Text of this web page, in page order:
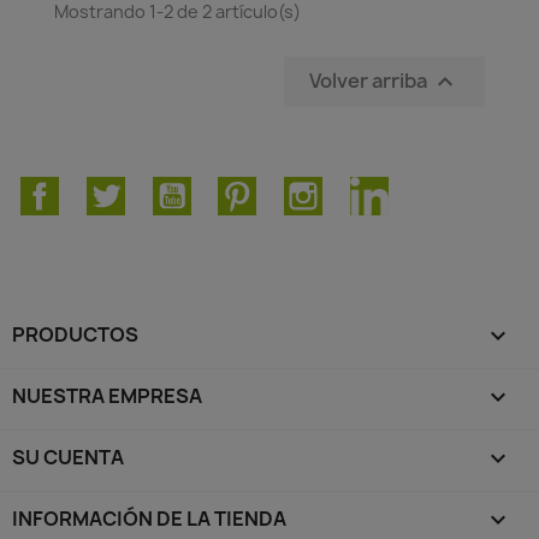
Mostrando 1-2 de 2 artículo(s)
Volver arriba 
FacebookTwitter YouTube PinterestInstagramLinkedIn
PRODUCTOS 
NUESTRA EMPRESA 
SU CUENTA 
INFORMACIÓN DE LA TIENDA keyboard_arrow_down